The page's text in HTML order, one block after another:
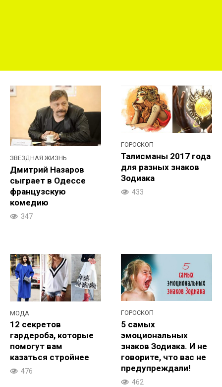
ЗВЕЗДНАЯ ЖИЗНЬ
Дмитрий Назаров
сыграет в Одессе
французскую
комедию
347
ГОРОСКОП
Талисманы 2017 года
для разных знаков
Зодиака
433
МОДА
12 секретов
гардероба, которые
помогут вам
казаться стройнее
476
ГОРОСКОП
5 cамых
эмоциональных
знаков Зодиака. И не
говорите, что вас не
предупреждали!
462